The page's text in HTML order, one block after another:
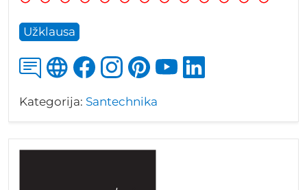
Užklausa
Kategorija: Santechnika